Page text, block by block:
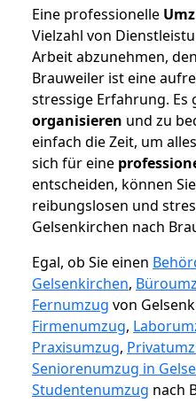
Eine professionelle
Vielzahl von
Arbeit abzunehmen,
Brauweiler ist eine
stressige Erfahrung. Es
organisieren und zu
einfach die Zeit, um
sich für eine
entscheiden, können
reibungslosen und
Gelsenkirchen nach
Egal, ob Sie einen
Gelsenkirchen,
Fernumzug von
Firmenumzug,
Praxisumzug,
Seniorenumzug in
Studentenumzug nach